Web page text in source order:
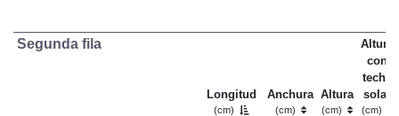
Segunda fila
Longitud
(cm)
Anchura
(cm)
Altura
(cm)
Altura
con
techo
solar
(cm)